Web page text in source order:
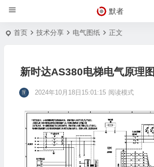
默者
首页 技术分享 电气图纸 正文
新时达AS380电梯电气原理图
2024年10月18日15:01:15 阅读模式